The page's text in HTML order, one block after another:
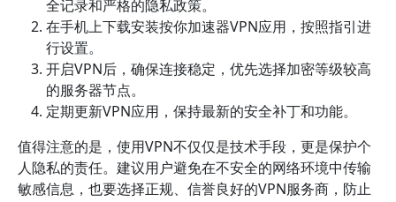
全记录和严格的隐私政策。
在手机上下载安装按你加速器VPN应用，按照指引进
行设置。
开启VPN后，确保连接稳定，优先选择加密等级较高
的服务器节点。
定期更新VPN应用，保持最新的安全补丁和功能。
值得注意的是，使用VPN不仅仅是技术手段，更是保护个
人隐私的责任。建议用户避免在不安全的网络环境中传输
敏感信息，也要选择正规、信誉良好的VPN服务商，防止